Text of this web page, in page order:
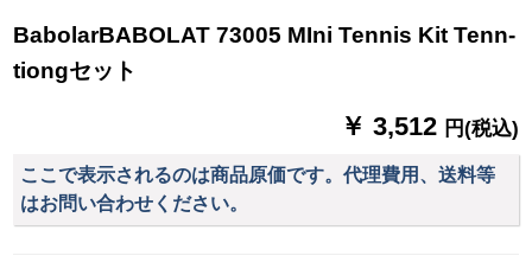
BabolarBABOLAT 73005 MIni Tennis Kit Tenn-
tiongセット
￥ 3,512 円(税込)
ここで表示されるのは商品原価です。代理費用、送料等
はお問い合わせください。